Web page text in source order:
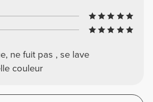
ne fuit pas , se lave
couleur